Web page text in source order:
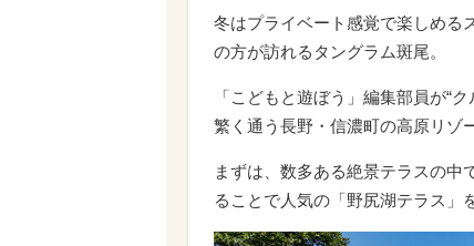
冬はプライベート感覚で楽しめる
の方が訪れるタングラム斑尾。
「こどもと遊ぼう」編集部員が“
繁く通う長野・信濃町の高原リゾ
まずは、数多ある絶景テラスの中
ることで人気の「野尻湖テラス」